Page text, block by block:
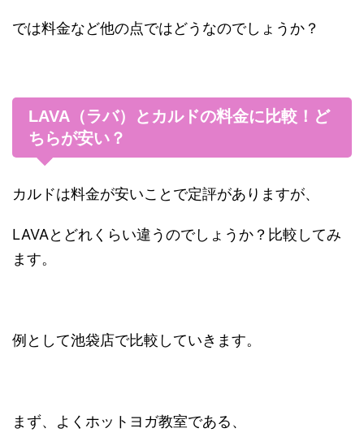
では料金など他の点ではどうなのでしょうか？
LAVA（ラバ）とカルドの料金に比較！ど
ちらが安い？
カルドは料金が安いことで定評がありますが、
LAVAとどれくらい違うのでしょうか？比較してみ
ます。
例として池袋店で比較していきます。
まず、よくホットヨガ教室である、